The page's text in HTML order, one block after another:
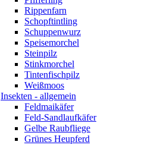
Rippenfarn
Schopftintling
Schuppenwurz
Speisemorchel
Steinpilz
Stinkmorchel
Tintenfischpilz
Weißmoos
Insekten - allgemein
Feldmaikäfer
Feld-Sandlaufkäfer
Gelbe Raubfliege
Grünes Heupferd